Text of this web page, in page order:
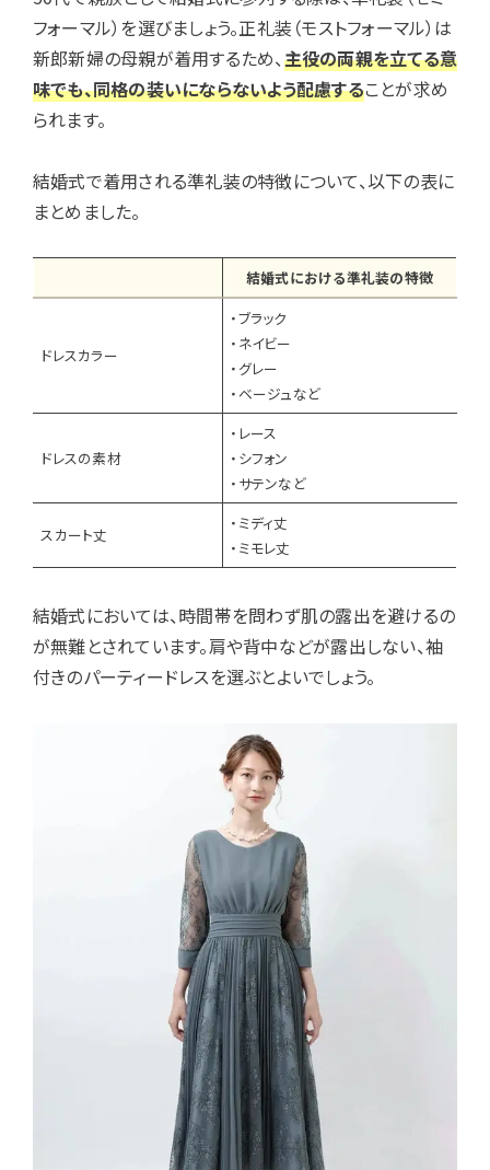
フォーマル）を選びましょう。正礼装（モストフォーマル）は
新郎新婦の母親が着用するため、主役の両親を立てる意
味でも、同格の装いにならないよう配慮することが求め
られます。
結婚式で着用される準礼装の特徴について、以下の表に
まとめました。
結婚式における準礼装の特徴
ドレスカラー
・ブラック
・ネイビー
・グレー
・ベージュなど
ドレスの素材
・レース
・シフォン
・サテンなど
スカート丈
・ミディ丈
・ミモレ丈
結婚式においては、時間帯を問わず肌の露出を避けるの
が無難とされています。肩や背中などが露出しない、袖
付きのパーティードレスを選ぶとよいでしょう。